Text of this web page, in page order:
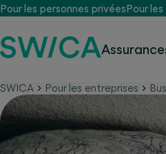
Pour les personnes privéesPour
SWICA Pour les entreprises